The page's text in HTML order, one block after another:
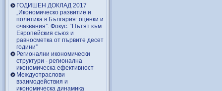
ГОДИШЕН ДОКЛАД 2017
„Икономическо развитие и
политика в България: оценки и
очаквания”. Фокус: “Пътят към
Европейския съюз и
равносметка от първите десет
години”
Регионални икономически
структури - регионална
икономическа ефективност
Междуотраслови
взаимодействия и
икономическа динамика